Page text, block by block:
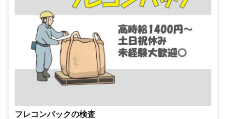
フレコンバックの検査